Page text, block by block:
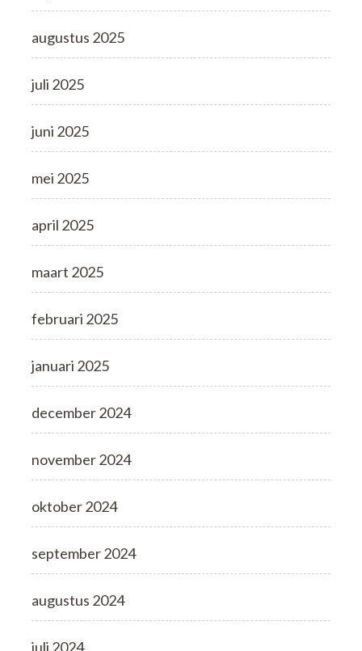
augustus 2025
juli 2025
juni 2025
mei 2025
april 2025
maart 2025
februari 2025
januari 2025
december 2024
november 2024
oktober 2024
september 2024
augustus 2024
juli 2024